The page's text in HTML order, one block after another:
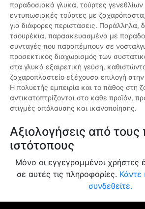
παραδοσιακά γλυκά, τούρτες
εντυπωσιακές τούρτες με
για διάφορες περιστάσεις. Παράλληλα,
τσουρέκια, παρασκευασμένα με
συνταγές που παραπέμπουν σε
προσεκτικός διαχωρισμός των
στα γλυκά εξαιρετική γεύση,
ζαχαροπλαστείο εξέχουσα επιλογή
Η πολυετής εμπειρία και το πάθος στη
αντικατοπτρίζονται στο κάθε προϊόν,
στιγμές απόλαυσης και ικανοποίησης.
Αξιολογήσεις από
ιστότοπους
Μόνο οι εγγεγραμμένοι χρήστες
σε αυτές τις πληροφορίες. Κάντε
συνδεθείτε.